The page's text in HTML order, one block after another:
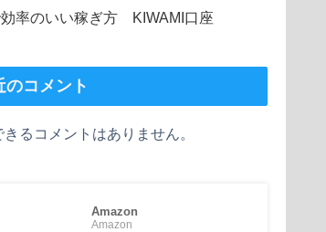
率のいい稼ぎ方 KIWAMI口座
のコメント
るコメントはありません。
Amazon
Amazon